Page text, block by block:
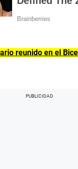
reunido en el